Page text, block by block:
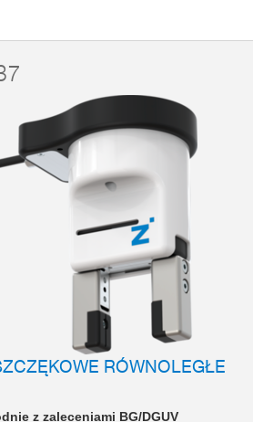
RÓWNOLEGŁE
z zaleceniami BG/DGUV